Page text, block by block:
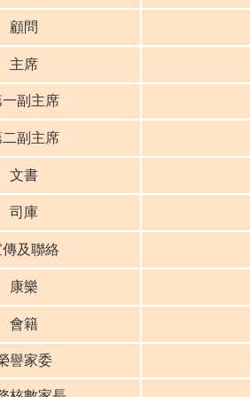
顧問
主席
副主席
副主席
文書
司庫
及聯絡
康樂
會籍
譽家委